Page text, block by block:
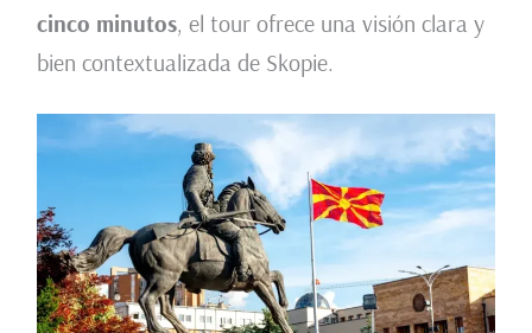
cinco minutos, el tour ofrece una visión clara y
bien contextualizada de Skopie.